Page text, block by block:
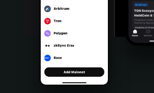
Bahasa Indonesia
Português (Brasil)
Español (Argentina)